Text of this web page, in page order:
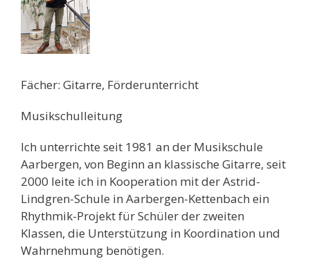
Fächer: Gitarre, Förderunterricht
Musikschulleitung
Ich unterrichte seit 1981 an der Musikschule
Aarbergen, von Beginn an klassische Gitarre, seit
2000 leite ich in Kooperation mit der Astrid-
Lindgren-Schule in Aarbergen-Kettenbach ein
Rhythmik-Projekt für Schüler der zweiten
Klassen, die Unterstützung in Koordination und
Wahrnehmung benötigen.